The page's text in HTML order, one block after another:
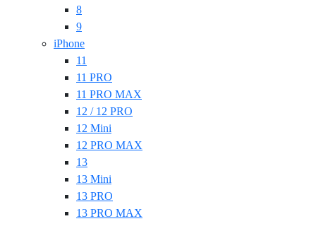
8
9
iPhone
11
11 PRO
11 PRO MAX
12 / 12 PRO
12 Mini
12 PRO MAX
13
13 Mini
13 PRO
13 PRO MAX